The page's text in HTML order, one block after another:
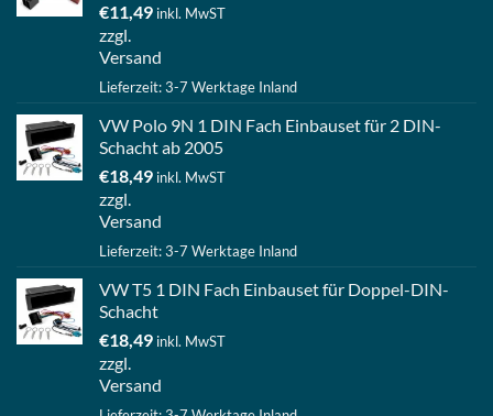
€11,49 inkl. MwST
zzgl.
Versand
Lieferzeit: 3-7 Werktage Inland
VW Polo 9N 1 DIN Fach Einbauset für 2 DIN-
Schacht ab 2005
€18,49 inkl. MwST
zzgl.
Versand
Lieferzeit: 3-7 Werktage Inland
VW T5 1 DIN Fach Einbauset für Doppel-DIN-
Schacht
€18,49 inkl. MwST
zzgl.
Versand